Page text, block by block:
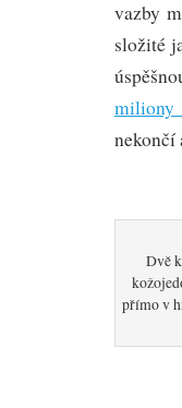
vazby
složité
nekončí
Dvě
přímo v